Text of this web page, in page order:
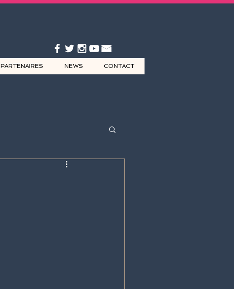
PARTENAIRES NEWS CONTACT